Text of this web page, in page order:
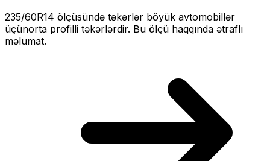
235/60R14 ölçüsündə təkərlər böyük avtomobillər
üçünorta profilli təkərlərdir. Bu ölçü haqqında ətraflı
məlumat.